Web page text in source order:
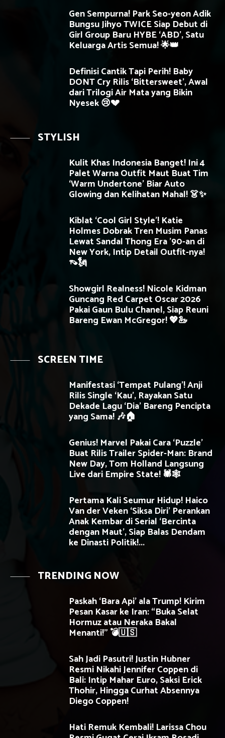
Gen Sempurna! Park Seo-yeon Adik
Bungsu Jihyo TWICE Siap Debut di
Girl Group Baru HYBE ‘ABD’, Satu
Keluarga Artis Semua! 🌟👑
Definisi Cantik Tapi Perih! Baby
DONT Cry Rilis ‘Bittersweet’, Awal
dari Trilogi Air Mata yang Bikin
Nyesek 😢💔
STYLISH
Kulit Khas Indonesia Banget! Ini 4
Palet Warna Outfit Maut Buat Tim
‘Warm Undertone’ Biar Auto
Glowing dan Kelihatan Mahal! 👗✨
Kiblat ‘Cool Girl Style’! Katie
Holmes Dobrak Tren Musim Panas
Lewat Sandal Thong Era ’90-an di
New York, Intip Detail Outfit-nya!
👡🗽
Showgirl Realness! Nicole Kidman
Guncang Red Carpet Oscar 2026
Pakai Gaun Bulu Chanel, Siap Reuni
Bareng Ewan McGregor! 💖🦢
SCREEN TIME
Manifestasi ‘Tempat Pulang’! Anji
Rilis Single ‘Kau’, Rayakan Satu
Dekade Lagu ‘Dia’ Bareng Pencipta
yang Sama! 🎶🏠
Genius! Marvel Pakai Cara ‘Puzzle’
Buat Rilis Trailer Spider-Man: Brand
New Day, Tom Holland Langsung
Live dari Empire State! 🕷️🕸️
Pertama Kali Seumur Hidup! Haico
Van der Veken ‘Siksa Diri’ Perankan
Anak Kembar di Serial ‘Bercinta
dengan Maut’, Siap Balas Dendam
ke Dinasti Politik!...
TRENDING NOW
Paskah ‘Bara Api’ ala Trump! Kirim
Pesan Kasar ke Iran: “Buka Selat
Hormuz atau Neraka Bakal
Menanti!” 💣🇺🇸
Sah Jadi Pasutri! Justin Hubner
Resmi Nikahi Jennifer Coppen di
Bali: Intip Mahar Euro, Saksi Erick
Thohir, Hingga Curhat Absennya
Diego Coppen!
Hati Remuk Kembali! Larissa Chou